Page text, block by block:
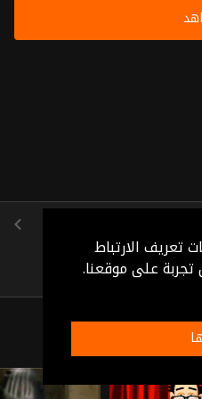
تعريف الارتباط
على موقعنا.